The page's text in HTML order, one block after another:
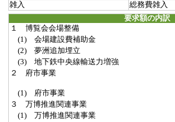
雑入
総務費雑入
要求額の内訳
１ 博覧会会場整備
(1) 会場建設費補助金
(2) 夢洲追加埋立
(3) 地下鉄中央線輸送力増強
２ 府市事業
(1) 府市事業
３ 万博推進関連事業
(1) 万博推進関連事業